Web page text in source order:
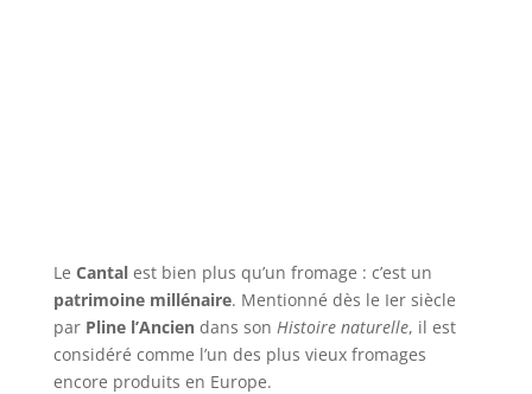
Le Cantalest bien plus qu’un fromage : c’est un
patrimoine millénaire. Mentionné dès le Ier siècle
par Pline l’Anciendans son Histoire naturelle, il est
considéré comme l’un des plus vieux fromages
encore produits en Europe.